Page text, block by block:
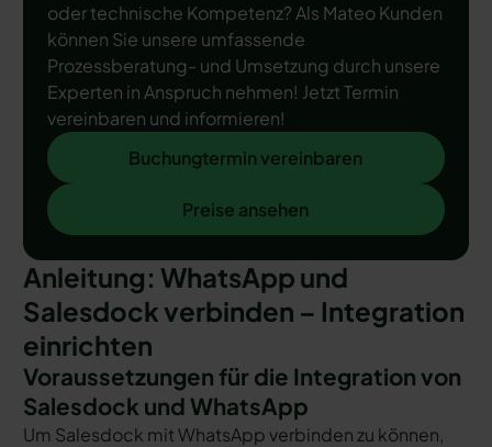
oder technische Kompetenz? Als Mateo Kunden
können Sie unsere umfassende
Prozessberatung- und Umsetzung durch unsere
Experten in Anspruch nehmen! Jetzt Termin
vereinbaren und informieren!
Buchungtermin vereinbaren
Buchungtermin vereinbaren
Preise ansehen
Preise ansehen
Anleitung: WhatsApp und
Salesdock verbinden – Integration
einrichten
Voraussetzungen für die Integration von
Salesdock und WhatsApp
Um Salesdock mit WhatsApp verbinden zu können,